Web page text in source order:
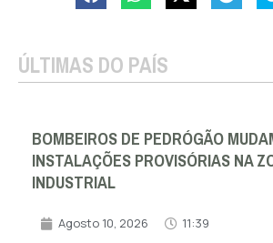
ÚLTIMAS DO PAÍS
BOMBEIROS DE PEDRÓGÃO
INSTALAÇÕES PROVISÓRIAS NA
INDUSTRIAL
Agosto 10, 2026 11:39